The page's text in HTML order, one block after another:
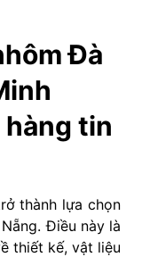
Đà
tin
thành lựa chọn
Điều này là
thiết kế, vật liệu